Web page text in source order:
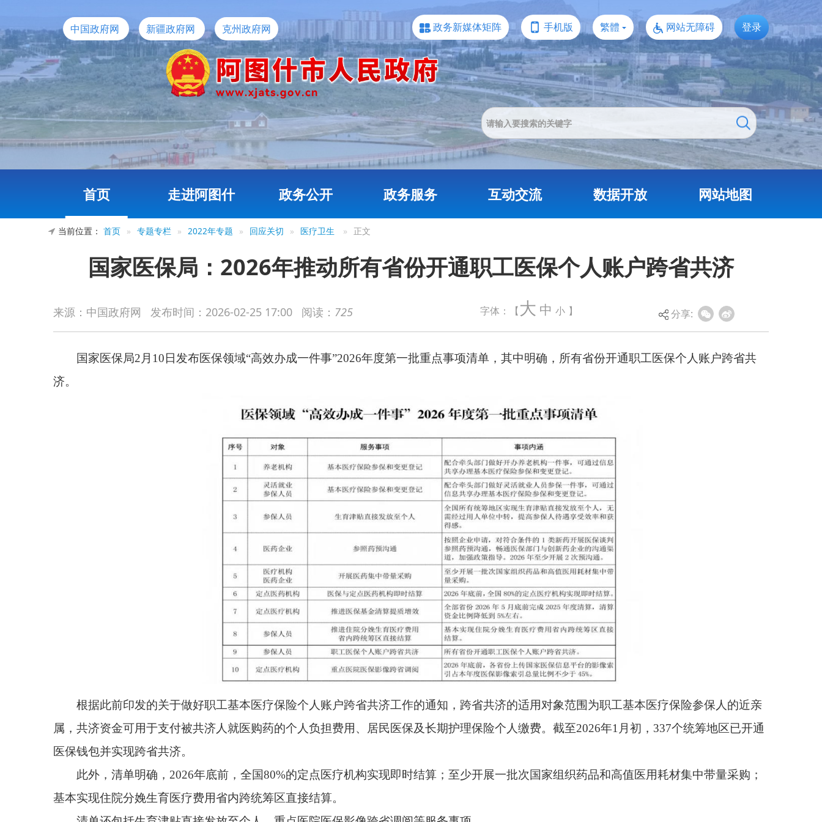
中国政府网 新疆政府网 克州政府网 政务新媒体矩阵 手机版 繁體 网站无障碍 登录
首页 走进阿图什 政务公开 政务服务 互动交流 数据开放 网站地图
当前位置： 首页 » 专题专栏 » 2022年专题 » 回应关切 » 医疗卫生 » 正文
国家医保局：2026年推动所有省份开通职工医保个人账户跨省共济
来源：中国政府网 发布时间： 2026-02-25 17:00 阅读： 725 字体：【大 中 小 】 分享:
国家医保局2月10日发布医保领域“高效办成一件事”2026年度第一批重点事项清单，其中明确，所有省份开通职工医保个人账户跨省共
济。
根据此前印发的关于做好职工基本医疗保险个人账户跨省共济工作的通知，跨省共济的适用对象范围为职工基本医疗保险参保人的近亲
属，共济资金可用于支付被共济人就医购药的个人负担费用、居民医保及长期护理保险个人缴费。截至2026年1月初，337个统筹地区已开通
此外，清单明确，2026年底前，全国80%的定点医疗机构实现即时结算；至少开展一批次国家组织药品和高值医用耗材集中带量采购；
基本实现住院分娩生育医疗费用省内跨统筹区直接结算。
清单还包括生育津贴直接发放至个人、重点医院医保影像跨省调阅等服务事项。